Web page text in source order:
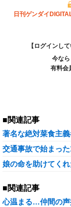
日刊ゲンダイ
【ログインし
今なら
有料会
■関連記事
著名な絶対菜食主
交通事故で始まっ
娘の命を助けてく
■関連記事
心温まる…仲間の声